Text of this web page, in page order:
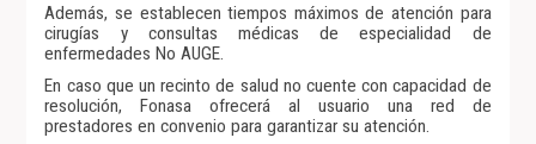
Además, se establecen tiempos máximos de atención para
cirugías y consultas médicas de especialidad de
enfermedades No AUGE.
En caso que un recinto de salud no cuente con capacidad de
resolución, Fonasa ofrecerá al usuario una red de
prestadores en convenio para garantizar su atención.